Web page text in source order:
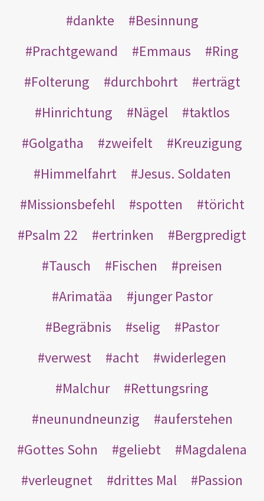
dankte
Besinnung
Prachtgewand
Emmaus
Ring
Folterung
durchbohrt
erträgt
Hinrichtung
Nägel
taktlos
Golgatha
zweifelt
Kreuzigung
Himmelfahrt
Jesus. Soldaten
Missionsbefehl
spotten
töricht
Psalm 22
ertrinken
Bergpredigt
Tausch
Fischen
preisen
Arimatäa
junger Pastor
Begräbnis
selig
Pastor
verwest
acht
widerlegen
Malchur
Rettungsring
neunundneunzig
auferstehen
Gottes Sohn
geliebt
Magdalena
verleugnet
drittes Mal
Passion